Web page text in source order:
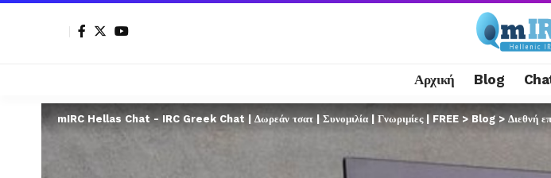
Αρχική Blog
mIRC Hellas Chat - IRC Greek Chat | Δωρεάν τσατ | Συνομιλία | Γνωριμίες | FREE > Blog > Διεθνή